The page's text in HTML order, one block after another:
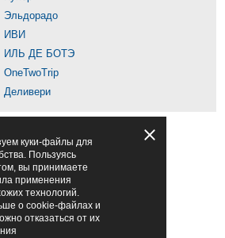
Эльдорадо
ИВИ
ИЛЬ ДЕ БОТЭ
OneTwoTrip
Деливери
куки-файлы для
Пользуясь
вы принимаете
применения
технологий.
о cookie-файлах и
отказаться от их